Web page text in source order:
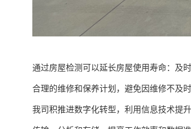
通过房屋检测可以延长房屋使用寿命：及
合理的维修和保养计划，避免因维修不及
我司积推进数字化转型，利用信息技术提